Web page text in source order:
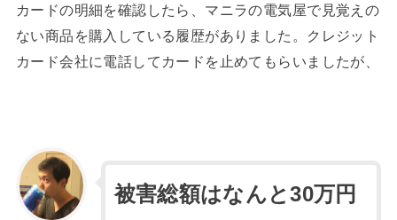
カードの明細を確認したら、マニラの電気屋で見覚えの
ない商品を購入している履歴がありました。クレジット
カード会社に電話してカードを止めてもらいましたが、
被害総額はなんと30万円